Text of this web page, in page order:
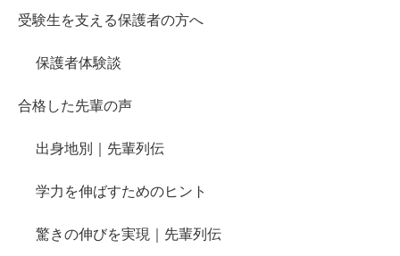
受験生を支える保護者の方へ
保護者体験談
合格した先輩の声
出身地別｜先輩列伝
学力を伸ばすためのヒント
驚きの伸びを実現｜先輩列伝